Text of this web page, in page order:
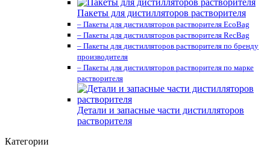
Пакеты для дистилляторов растворителя
– Пакеты для дистилляторов растворителя EcoBag
– Пакеты для дистилляторов растворителя RecBag
– Пакеты для дистилляторов растворителя по бренду
производителя
– Пакеты для дистилляторов растворителя по марке
растворителя
Детали и запасные части дистилляторов
растворителя
Категории